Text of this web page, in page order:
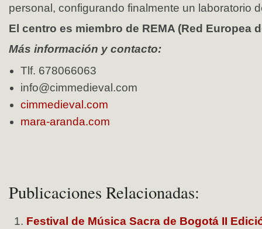
personal, configurando finalmente un laboratorio
El centro es miembro de REMA (Red Europea
Más información y contacto:
Tlf. 678066063
info@cimmedieval.com
cimmedieval.com
mara-aranda.com
Publicaciones Relacionadas:
Festival de Música Sacra de Bogotá II